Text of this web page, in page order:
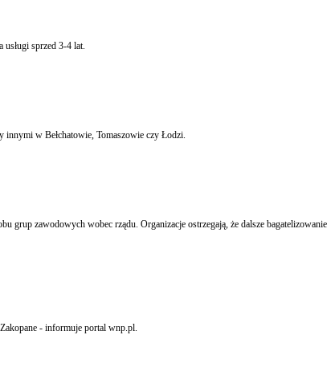
2,5 mln zł, jakie NFZ jest winien placówce za usługi sprzed 3-4 lat.
Szpital Wojewódzki im. M. Kopernika w Piotrkowie zamknął oddział obserwacyjno-zakaźny z powodu konieczności przeprowadzenia remontu. Pacjenci są kierowani do innych placówek, między innymi w Bełchatowie, Tomaszowie czy Łodzi.
- informuje portal wnp.pl.